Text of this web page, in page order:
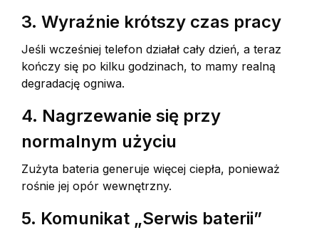
3. Wyraźnie krótszy czas pracy
Jeśli wcześniej telefon działał cały dzień, a teraz
kończy się po kilku godzinach, to mamy realną
degradację ogniwa.
4. Nagrzewanie się przy
normalnym użyciu
Zużyta bateria generuje więcej ciepła, ponieważ
rośnie jej opór wewnętrzny.
5. Komunikat „Serwis baterii”